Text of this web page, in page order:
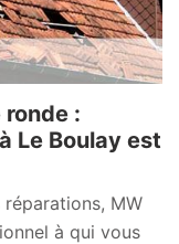
:
Le Boulay est
MW
à qui vous